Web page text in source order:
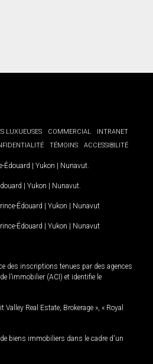
LUXUEUSES COMMERCIAL
INTRANET
TÉMOINS ACCESSIBILITÉ
Édouard | Yukon | Nunavut
| Yukon | Nunavut
Édouard | Yukon | Nunavut
Édouard | Yukon | Nunavut
des inscriptions tenues par des agences
l’immobilier (ACI) et identifie le
Valley Real Estate, Brokerage », « Royal
biens immobiliers dans le cadre d'un